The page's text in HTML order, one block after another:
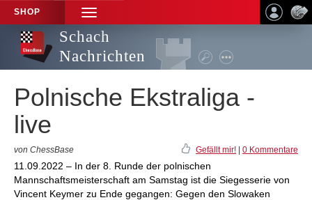
SHOP
TOGGLE
NAVIGATION
Schach
Nachrichten
Polnische Ekstraliga -
live
von ChessBase Gefällt mir! 0 Kommentare
11.09.2022 – In der 8. Runde der polnischen
Mannschaftsmeisterschaft am Samstag ist die Siegesserie von
Vincent Keymer zu Ende gegangen: Gegen den Slowaken